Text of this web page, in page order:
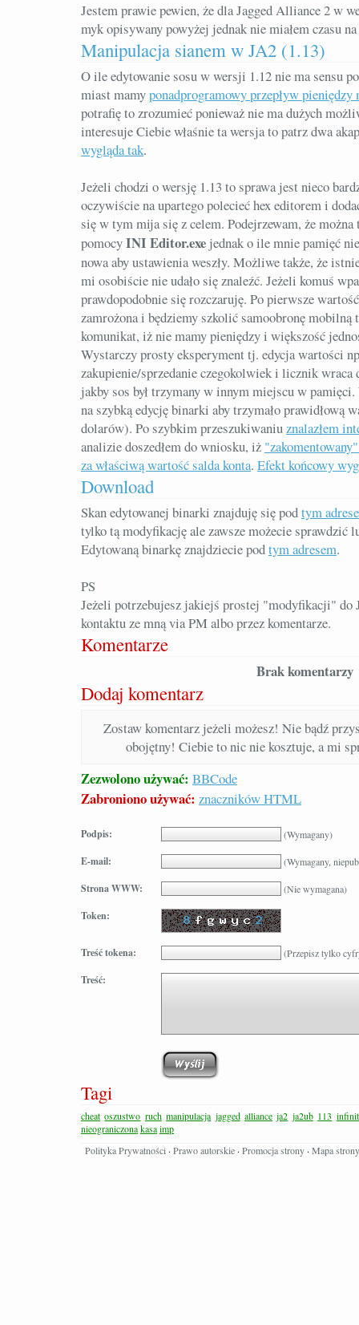
Jestem prawie pewien, że dla Jagged Alliance 2 w
myk opisywany powyżej jednak nie miałem czasu
Manipulacja sianem w JA2 (1.13)
O ile edytowanie sosu w wersji 1.12 nie ma sensu
miast mamyponadprogramowy przepływ pieniędzy
potrafię to zrozumieć ponieważ nie ma dużych
interesuje Ciebie właśnie ta wersja to patrz dwa
wygląda tak.
Jeżeli chodzi o wersję 1.13 to sprawa jest nieco
oczywiście na upartego polecieć hex editorem i
się w tym mija się z celem. Podejrzewam, że
pomocyINI Editor.exe jednak o ile mnie pamięć
nowa aby ustawienia weszły. Możliwe także, że
mi osobiście nie udało się znaleźć. Jeżeli komuś
prawdopodobnie się rozczaruję. Po pierwsze
zamrożona i będziemy szkolić samoobronę
komunikat, iż nie mamy pieniędzy i większość
Wystarczy prosty eksperyment tj. edycja wartości
zakupienie/sprzedanie czegokolwiek i licznik wraca
jakby sos był trzymany w innym miejscu w
na szybką edycję binarki aby trzymało prawidłową
dolarów). Po szybkim przeszukiwaniuznalazłem
analizie doszedłem do wniosku, iż
za właściwą wartość salda konta. Efekt końcowy
Download
Skan edytowanej binarki znajduję się podtym
tylko tą modyfikację ale zawsze możecie sprawdzić
Edytowaną binarkę znajdziecie podtym adresem.
PS
Jeżeli potrzebujesz jakiejś prostej "modyfikacji" do
kontaktu ze mną via PM albo przez komentarze.
Komentarze
Brak komentarzy
Dodaj komentarz
Zostaw komentarz jeżeli możesz! Nie bądź
obojętny! Ciebie to nic nie kosztuje, a mi
Zezwolono używać: BBCode
Zabroniono używać: znaczników HTML
Podpis: (Wymagany)
E-mail: (Wymagany,
Strona WWW: (Nie wymagana)
Token:
Treść tokena: (Przepisz tylko
Treść:
Tagi
cheat oszustwo ruch manipulacja jagged alliance ja2 ja2ub 113
nieograniczonakasaimp
Polityka Prywatności · Prawo autorskie · Promocja strony · Mapa strony